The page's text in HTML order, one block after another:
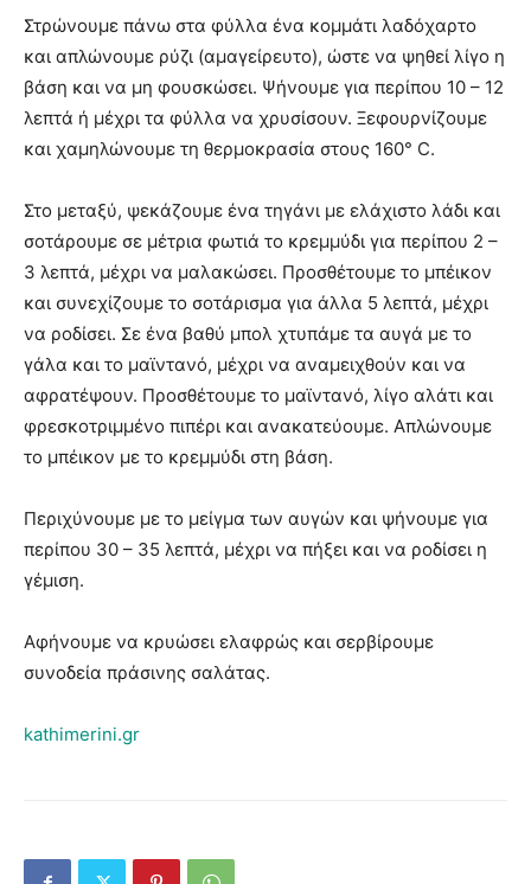
Στρώνουμε πάνω στα φύλλα ένα κομμάτι λαδόχαρτο
και απλώνουμε ρύζι (αμαγείρευτο), ώστε να ψηθεί λίγο η
βάση και να μη φουσκώσει. Ψήνουμε για περίπου 10 – 12
λεπτά ή μέχρι τα φύλλα να χρυσίσουν. Ξεφουρνίζουμε
και χαμηλώνουμε τη θερμοκρασία στους 160° C.
Στο μεταξύ, ψεκάζουμε ένα τηγάνι με ελάχιστο λάδι και
σοτάρουμε σε μέτρια φωτιά το κρεμμύδι για περίπου 2 –
3 λεπτά, μέχρι να μαλακώσει. Προσθέτουμε το μπέικον
και συνεχίζουμε το σοτάρισμα για άλλα 5 λεπτά, μέχρι
να ροδίσει. Σε ένα βαθύ μπολ χτυπάμε τα αυγά με το
γάλα και το μαϊντανό, μέχρι να αναμειχθούν και να
αφρατέψουν. Προσθέτουμε το μαϊντανό, λίγο αλάτι και
φρεσκοτριμμένο πιπέρι και ανακατεύουμε. Απλώνουμε
το μπέικον με το κρεμμύδι στη βάση.
Περιχύνουμε με το μείγμα των αυγών και ψήνουμε για
περίπου 30 – 35 λεπτά, μέχρι να πήξει και να ροδίσει η
γέμιση.
Αφήνουμε να κρυώσει ελαφρώς και σερβίρουμε
συνοδεία πράσινης σαλάτας.
kathimerini.gr